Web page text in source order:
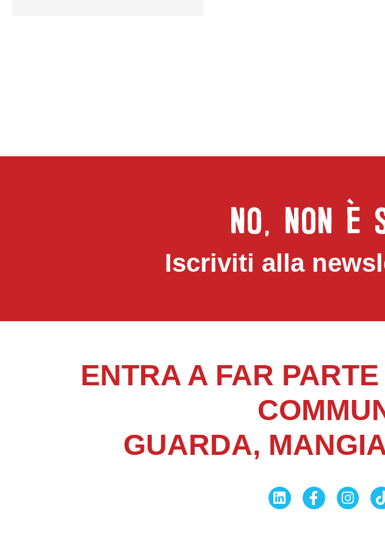
NO, NON è
Iscriviti alla
ENTRA A FAR
GUARDA,